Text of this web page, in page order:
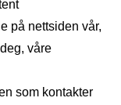
på nettsiden vår,
våre
som kontakter